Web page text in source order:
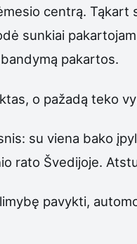
centrą.
sunkiai
pakartos.
o pažadą teko
su viena bako
rato Švedijoje.
pavykti,